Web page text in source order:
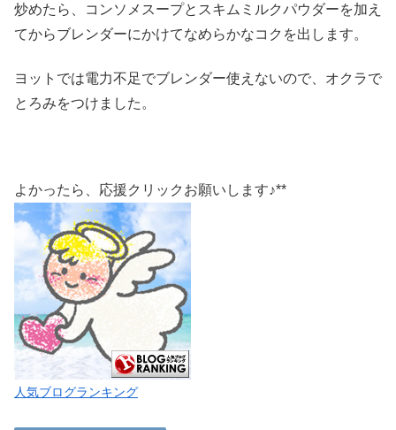
炒めたら、コンソメスープとスキムミルクパウダーを加え
てからブレンダーにかけてなめらかなコクを出します。
ヨットでは電力不足でブレンダー使えないので、オクラで
とろみをつけました。
よかったら、応援クリックお願いします♪**
人気ブログランキング